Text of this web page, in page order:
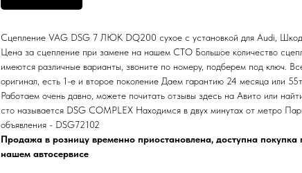
Сцепление VAG DSG 7 ЛЮК DQ200 сухое с установкой для Audi,
Цена за сцепление при замене на нашем СТО Большое количество
имеются различные варианты, звоните по номеру, подберем под ключ.
оригинал, есть 1-е и второе поколение Даем гарантию 24 месяца или
Работаем очень давно, можете почитать отзывы здесь на Авито или
сто называется DSG COMPLEX Находимся в двух минутах от метро
объявления - DSG72102
Продажа в розницу временно приостановлена, доступна покупка
нашем автосервисе